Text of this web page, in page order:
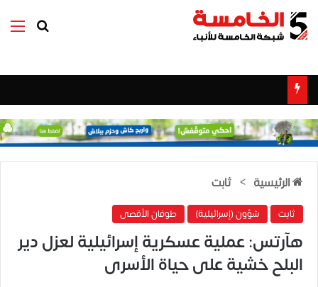
بحث عن
الرئيسية > ثابت
ثابت شؤون (إسرائيلية) طوفان الأقصى
هآرتس: عملية عسكرية إسرائيلية لعزل دير
البلح خشية على حياة الأسرى